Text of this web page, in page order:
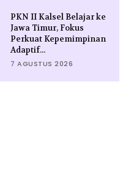
PKN II Kalsel Belajar ke
Jawa Timur, Fokus
Perkuat Kepemimpinan
Adaptif...
7 AGUSTUS 2026